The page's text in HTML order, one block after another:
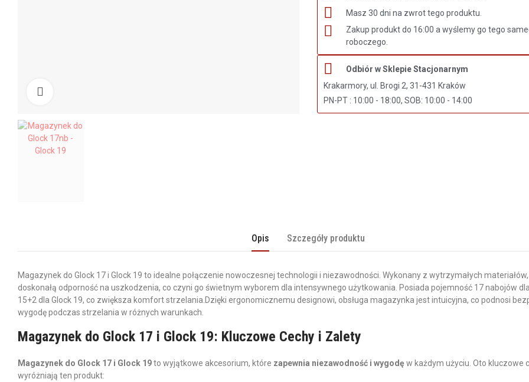
Masz 30 dni na zwrot tego produktu.
Zakup produkt do 16:00 a wyślemy go tego
roboczego.
Odbiór w Sklepie Stacjonarnym
Krakarmory, ul. Brogi 2, 31-431 Kraków
PN-PT : 10:00 - 18:00, SOB: 10:00 - 14:00
Opis Szczegóły produktu
Magazynek do Glock 17 i Glock 19 to idealne połączenie nowoczesnej technologii i niezawodności. Wykonany z wytrzymałych
doskonałą odporność na uszkodzenia, co czyni go świetnym wyborem dla intensywnego użytkowania. Posiada pojemność 17 nabojów
15+2 dla Glock 19, co zwiększa komfort strzelania.Dzięki ergonomicznemu designowi, obsługa magazynka jest intuicyjna, co podnosi
wygodę podczas strzelania w różnych warunkach.
Magazynek do Glock 17 i Glock 19: Kluczowe Cechy i Zalety
Magazynek do Glock 17 i Glock 19to wyjątkowe akcesorium, które zapewnia niezawodność i wygodęw każdym użyciu. Oto kluczowe
wyróżniają ten produkt: